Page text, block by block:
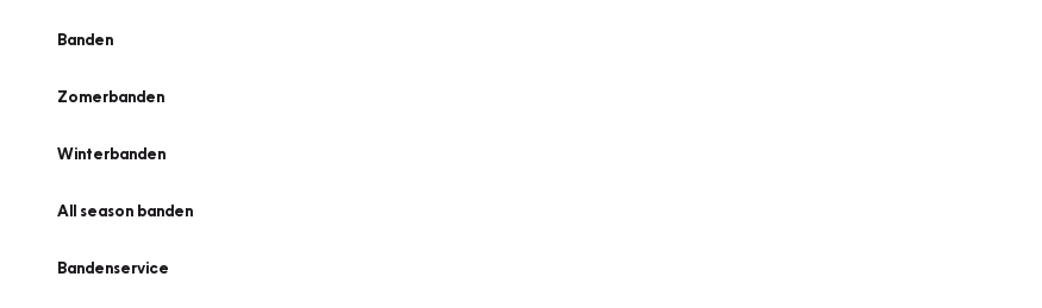
Banden
Zomerbanden
Winterbanden
All season banden
Bandenservice